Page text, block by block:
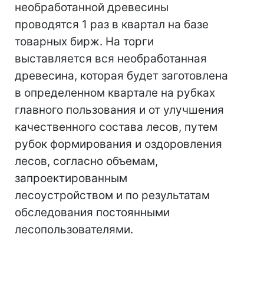
необработанной древесины
проводятся 1 раз в квартал на базе
товарных бирж. На торги
выставляется вся необработанная
древесина, которая будет заготовлена
​​в определенном квартале на рубках
главного пользования и от улучшения
качественного состава лесов, путем
рубок формирования и оздоровления
лесов, согласно объемам,
запроектированным
лесоустройством и по результатам
обследования постоянными
лесопользователями.